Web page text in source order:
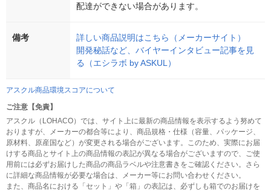
配達ができない場合があります。
備考
詳しい商品説明はこちら（メーカーサイト）
開発秘話など、バイヤーインタビュー記事を見
る（エシラボ by ASKUL）
アスクル商品環境スコアについて
ご注意【免責】
アスクル（LOHACO）では、サイト上に最新の商品情報を表示するよう努めて
おりますが、メーカーの都合等により、商品規格・仕様（容量、パッケージ、
原材料、原産国など）が変更される場合がございます。このため、実際にお届
けする商品とサイト上の商品情報の表記が異なる場合がございますので、ご使
用前には必ずお届けした商品の商品ラベルや注意書きをご確認ください。さら
に詳細な商品情報が必要な場合は、メーカー等にお問い合わせください。
また、商品名における「セット」や「箱」の表記は、必ずしも箱でのお届けを